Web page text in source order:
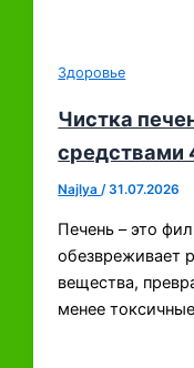
Здоровье
Чистка
средствами
Najlya/31.07.2026
Печень – это
обезвреживает
вещества,
менее